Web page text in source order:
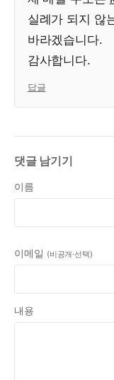
실례가 되지 않
바라겠습니다.
감사합니다.
답글
댓글 남기기
이름
이메일 (비공개·선택)
내용